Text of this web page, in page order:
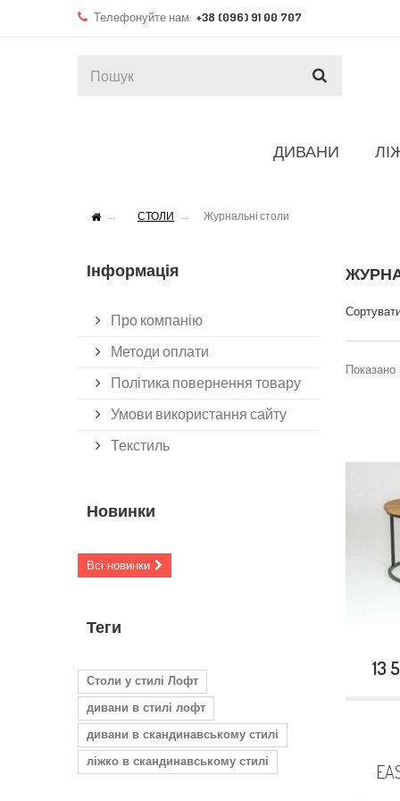
Телефонуйте нам: +38 (096) 91 00 707
ДИВАНИ
СТОЛИ Журнальні столи
Інформація
Про компанію
Методи оплати
Політика повернення товару
Умови використання сайту
Текстиль
Новинки
Всі новинки
Теги
Столи у стилі Лофт
дивани в стилі лофт
дивани в скандинавському стилі
ліжко в скандинавському стилі
Показано
13